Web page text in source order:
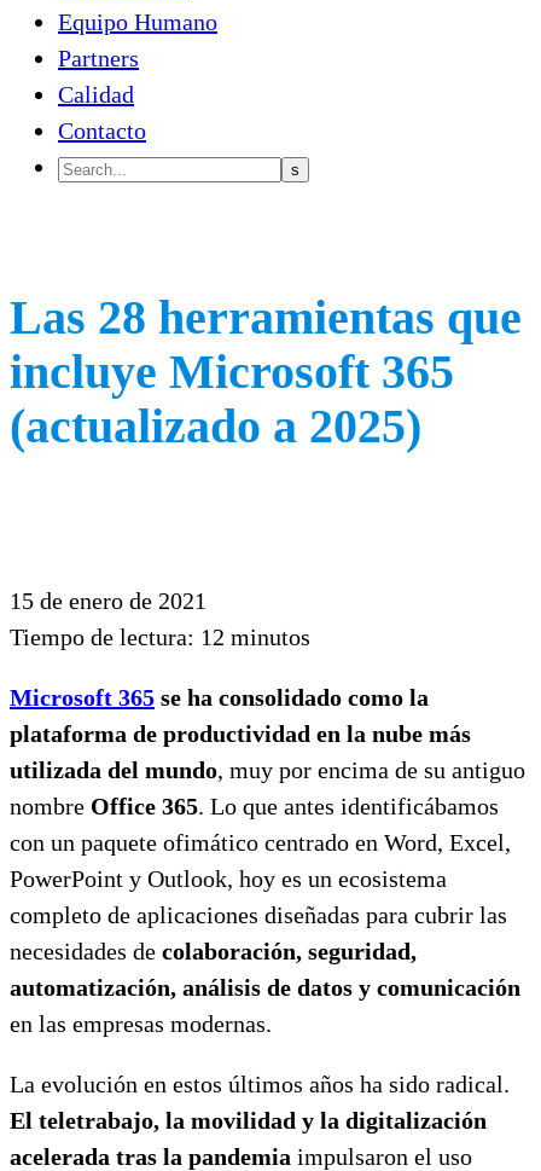
Equipo Humano
Partners
Calidad
Contacto
Las 28 herramientas que
incluye Microsoft 365
(actualizado a 2025)
15 de enero de 2021
Tiempo de lectura: 12 minutos
Microsoft 365 se ha consolidado como la
plataforma de productividad en la nube más
utilizada del mundo, muy por encima de su antiguo
nombre Office 365. Lo que antes identificábamos
con un paquete ofimático centrado en Word, Excel,
PowerPoint y Outlook, hoy es un ecosistema
completo de aplicaciones diseñadas para cubrir las
necesidades de colaboración, seguridad,
automatización, análisis de datos y comunicación
en las empresas modernas.
La evolución en estos últimos años ha sido radical.
El teletrabajo, la movilidad y la digitalización
acelerada tras la pandemia impulsaron el uso